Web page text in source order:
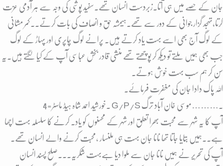
جان کے حصے میں ہی آتا۔زبردست انسان تھے۔سفید پوشی کی وجہ سے ہر آدمی عزت
کرتا،تہجد گزار جوانی کے دور سے تھے۔ہیمشہ حق و انصاف کی بات کرتے۔۔کمر مشانی
کے لوگ آج بھی اسے بہت یاد کرتے ہیں۔ پرانے لوگ چاپری اور پہاڑ کے لوگ
جب بھی ہمیں ملتے تو دیکھ کر پوچھتے تھے منشی قادر بخش عباسی آپ کے کیا لگتے ہیں۔یہ
سن کر ہم سب بہت خوش ہوتے۔
اللہ پاک دادا جان کی مغفرت فرمائے۔
آپ کا یہ شہر سے محبت بھرا تعلق اور شہر کے محسنوں کو یاد۔ کرنے کا سلسلہ بہت اچھا
ہے۔۔ہمیں بتایا جاتا تھا نانا جان بہت ہی ملنسار ،محبت کرنے والے انسان تھے۔
آپ کی تحریر نے ہمیں نانا جان سے ملوا دیا ہےبہت شکریہ۔۔۔صلح پسند انسان